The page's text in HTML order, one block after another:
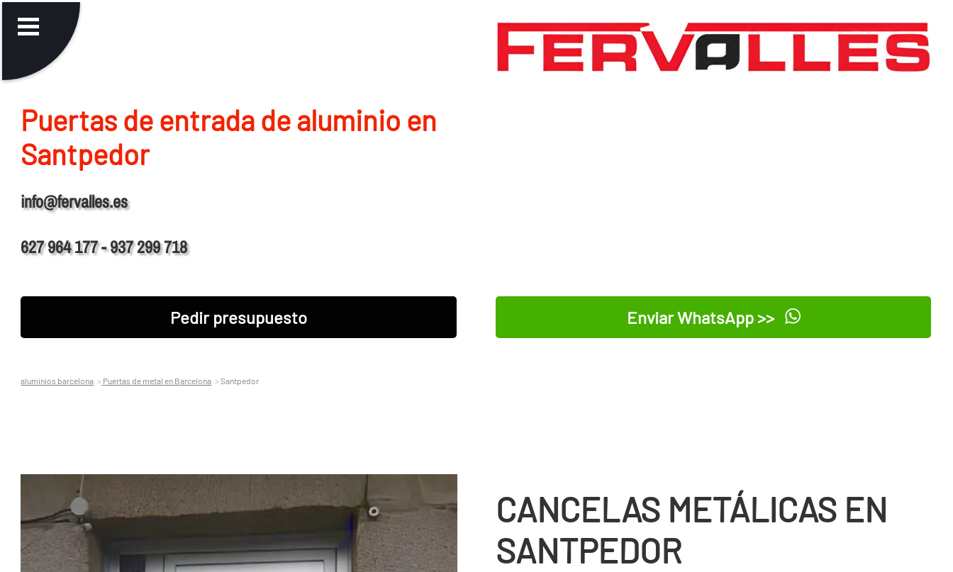
Puertas de entrada de aluminio en
Santpedor
info@fervalles.es
627 964 177 - 937 299 718
Pedir presupuesto Enviar WhatsApp >>
aluminios barcelona Puertas de metal en Barcelona Santpedor
CANCELAS METÁLICAS EN
SANTPEDOR